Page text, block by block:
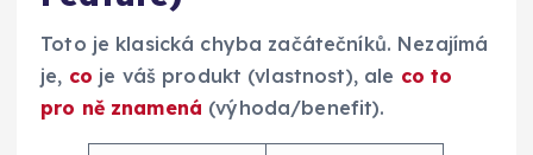
Toto je klasická chyba začátečníků. Nezajímá
je, co je váš produkt (vlastnost), ale co to
pro ně znamená (výhoda/benefit).